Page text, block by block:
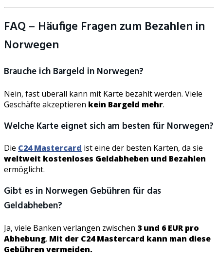
FAQ – Häufige Fragen zum Bezahlen in
Norwegen
Brauche ich Bargeld in Norwegen?
Nein, fast überall kann mit Karte bezahlt werden. Viele
Geschäfte akzeptieren kein Bargeld mehr.
Welche Karte eignet sich am besten für Norwegen?
Die C24 Mastercard ist eine der besten Karten, da sie
weltweit kostenloses Geldabheben und Bezahlen
ermöglicht.
Gibt es in Norwegen Gebühren für das
Geldabheben?
Ja, viele Banken verlangen zwischen 3 und 6 EUR pro
Abhebung. Mit der C24 Mastercard kann man diese
Gebühren vermeiden.